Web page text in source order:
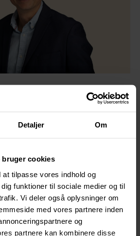
Detaljer Om
bruger cookies
tilpasse vores indhold og
funktioner til sociale medier og til
Vi deler også oplysninger om
med vores partnere inden
og
partnere kan kombinere disse
Head of Platform Services,